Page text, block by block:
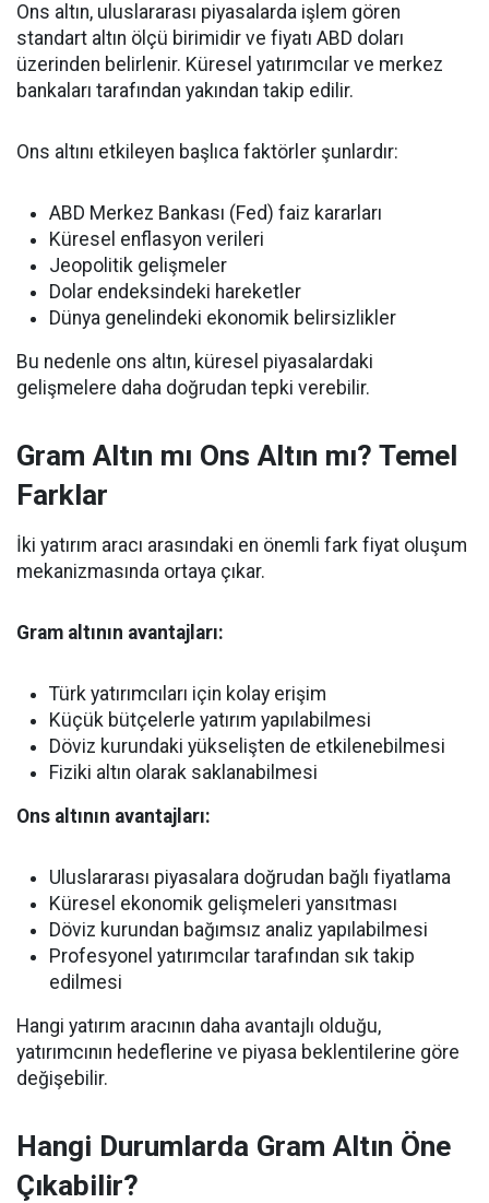
Ons altın, uluslararası piyasalarda işlem gören
standart altın ölçü birimidir ve fiyatı ABD doları
üzerinden belirlenir. Küresel yatırımcılar ve merkez
bankaları tarafından yakından takip edilir.
Ons altını etkileyen başlıca faktörler şunlardır:
ABD Merkez Bankası (Fed) faiz kararları
Küresel enflasyon verileri
Jeopolitik gelişmeler
Dolar endeksindeki hareketler
Dünya genelindeki ekonomik belirsizlikler
Bu nedenle ons altın, küresel piyasalardaki
gelişmelere daha doğrudan tepki verebilir.
Gram Altın mı Ons Altın mı? Temel
Farklar
İki yatırım aracı arasındaki en önemli fark fiyat oluşum
mekanizmasında ortaya çıkar.
Gram altının avantajları:
Türk yatırımcıları için kolay erişim
Küçük bütçelerle yatırım yapılabilmesi
Döviz kurundaki yükselişten de etkilenebilmesi
Fiziki altın olarak saklanabilmesi
Ons altının avantajları:
Uluslararası piyasalara doğrudan bağlı fiyatlama
Küresel ekonomik gelişmeleri yansıtması
Döviz kurundan bağımsız analiz yapılabilmesi
Profesyonel yatırımcılar tarafından sık takip
edilmesi
Hangi yatırım aracının daha avantajlı olduğu,
yatırımcının hedeflerine ve piyasa beklentilerine göre
değişebilir.
Hangi Durumlarda Gram Altın Öne
Çıkabilir?